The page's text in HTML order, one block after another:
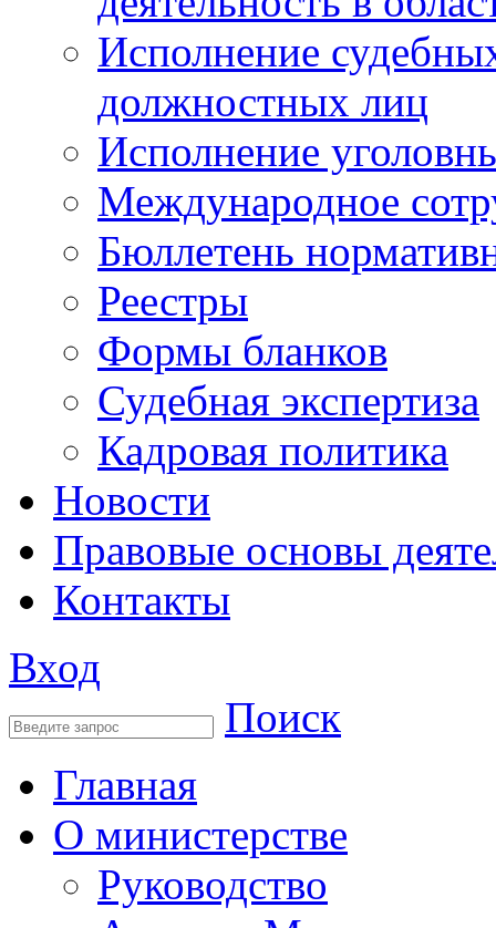
Исполнение
должностных лиц
Исполнение
Международное
Бюллетень
Реестры
Формы бланков
Судебная экспертиза
Кадровая политика
Новости
Правовые основы
Контакты
Вход
Поиск
Главная
О министерстве
Руководство